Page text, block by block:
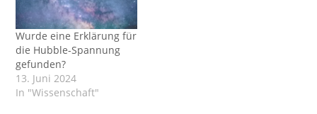
Wurde eine Erklärung für
die Hubble-Spannung
gefunden?
13. Juni 2024
In "Wissenschaft"